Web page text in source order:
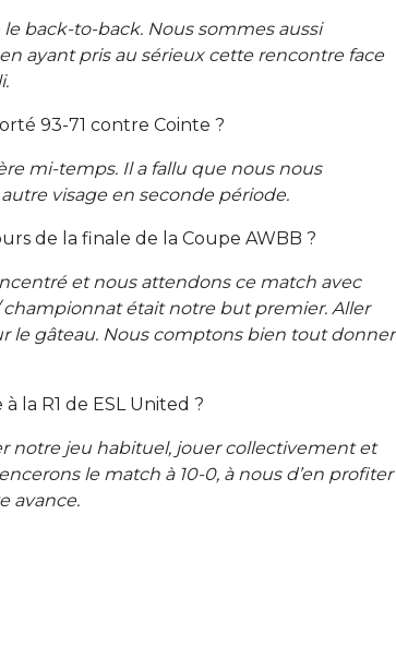
back-to-back. Nous sommes aussi
ayant pris au sérieux cette rencontre face
93-71 contre Cointe ?
mi-temps. Il a fallu que nous nous
visage en seconde période.
de la finale de la Coupe AWBB ?
et nous attendons ce match avec
était notre but premier. Aller
le gâteau. Nous comptons bien tout donner
la R1 de ESL United ?
notre jeu habituel, jouer collectivement et
le match à 10-0, à nous d’en profiter
avance.